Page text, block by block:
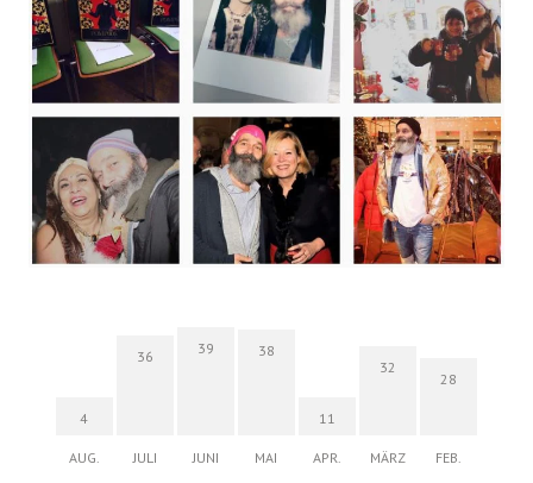
4
AUG.
36
JULI
39
JUNI
38
MAI
11
APR.
32
MÄRZ
28
FEB.